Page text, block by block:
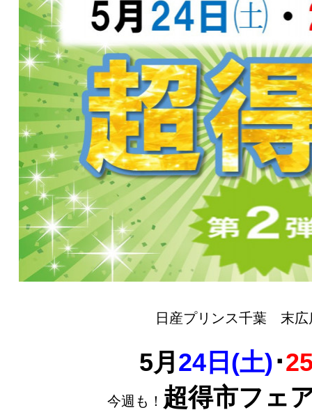
日産プリンス千葉 末広
5月 24日(土)･
今週も！ 超得市フェ